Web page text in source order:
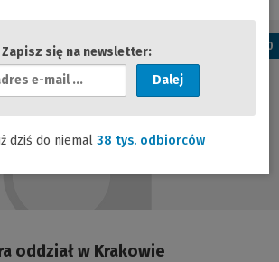
0
oddział w Krakowie
Zapisz się na newsletter:
dziś do niemal 38 tys. odbiorców